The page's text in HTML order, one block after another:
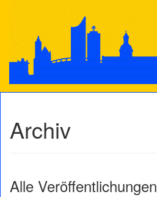
Archiv
Alle Veröffentlichungen